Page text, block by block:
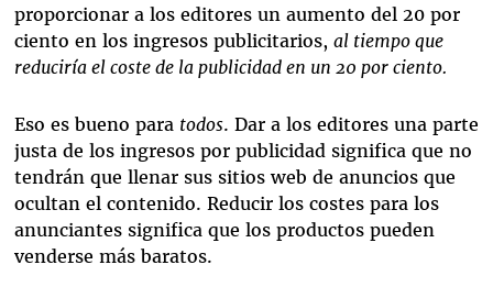
proporcionar a los editores un aumento del 20 por
ciento en los ingresos publicitarios, al tiempo que
reduciría el coste de la publicidad en un 20 por ciento.
Eso es bueno para todos. Dar a los editores una parte
justa de los ingresos por publicidad significa que no
tendrán que llenar sus sitios web de anuncios que
ocultan el contenido. Reducir los costes para los
anunciantes significa que los productos pueden
venderse más baratos.